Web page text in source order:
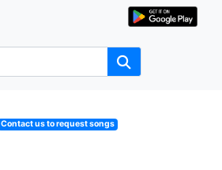
Contact us to request songs